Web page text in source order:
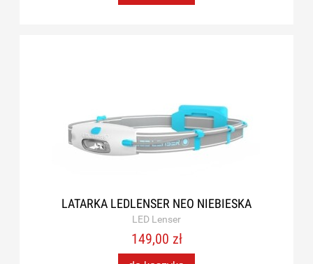
LATARKA LEDLENSER NEO NIEBIESKA
LED Lenser
149,00 zł